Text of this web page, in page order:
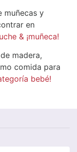
muñecas y
en
& ¡muñeca!
madera,
comida para
bebé!